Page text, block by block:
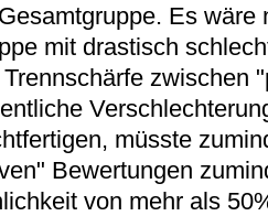
Es wäre
mit drastisch
zwischen
müsste
Bewertungen
von mehr als